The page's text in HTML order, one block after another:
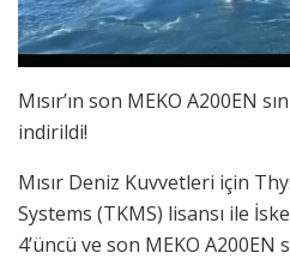
Mısır’ın son MEKO A200EN
indirildi!
Mısır Deniz Kuvvetleri için
Systems (TKMS) lisansı ile
4’üncü ve son MEKO A200EN